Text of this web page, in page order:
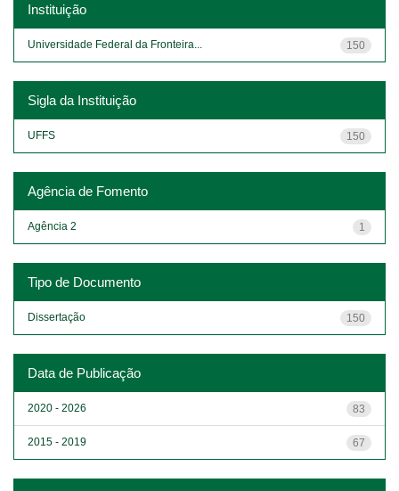
Instituição
150
Universidade Federal da Fronteira...
Sigla da Instituição
150
UFFS
Agência de Fomento
1
Agência 2
Tipo de Documento
150
Dissertação
Data de Publicação
83
2020 - 2026
67
2015 - 2019